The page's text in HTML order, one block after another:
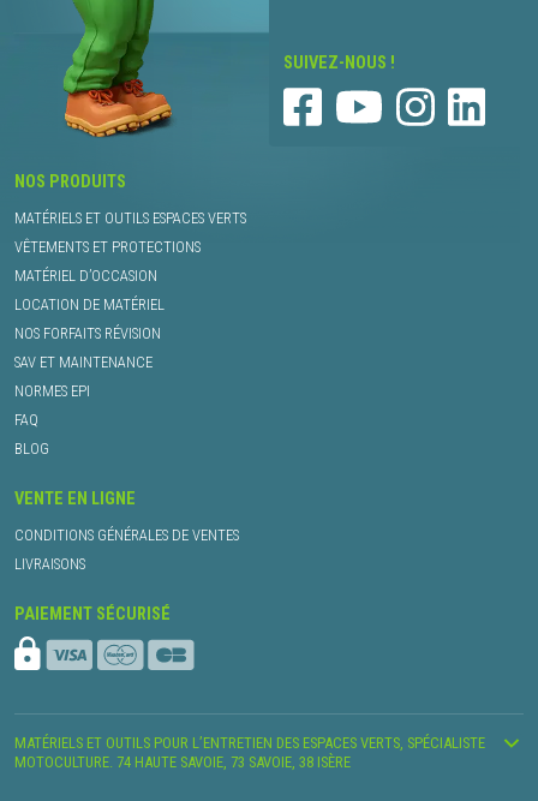
SUIVEZ-NOUS !
NOS PRODUITS
MATÉRIELS ET OUTILS ESPACES VERTS
VÊTEMENTS ET PROTECTIONS
MATÉRIEL D’OCCASION
LOCATION DE MATÉRIEL
NOS FORFAITS RÉVISION
SAV ET MAINTENANCE
NORMES EPI
FAQ
BLOG
VENTE EN LIGNE
CONDITIONS GÉNÉRALES DE VENTES
LIVRAISONS
PAIEMENT SÉCURISÉ
MATÉRIELS ET OUTILS POUR L’ENTRETIEN DES ESPACES VERTS, SPÉCIALISTE
MOTOCULTURE. 74 HAUTE SAVOIE, 73 SAVOIE, 38 ISÈRE